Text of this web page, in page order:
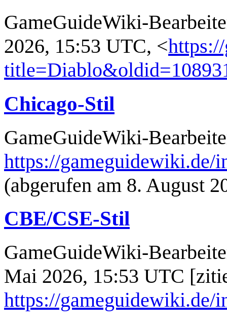
GameGuideWiki-
2026, 15:53 UTC, <
Chicago-Stil
GameGuideWiki-
https://
(abgerufen am 8. August
CBE/CSE-Stil
GameGuideWiki-
Mai 2026, 15:53 UTC
https://